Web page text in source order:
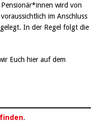
wird von
im Anschluss
In der Regel folgt die
Euch hier auf dem
.